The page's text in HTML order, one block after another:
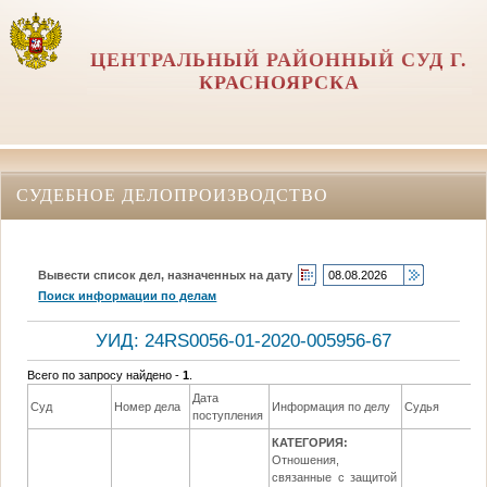
ЦЕНТРАЛЬНЫЙ РАЙОННЫЙ СУД Г.
КРАСНОЯРСКА
СУДЕБНОЕ ДЕЛОПРОИЗВОДСТВО
Вывести список дел, назначенных на дату
Поиск информации по делам
УИД: 24RS0056-01-2020-005956-67
Всего по запросу найдено -1
Суд Номер дела
Дата
поступления
Информация по делу Судья
КАТЕГОРИЯ:
Отношения,
связанные с защитой